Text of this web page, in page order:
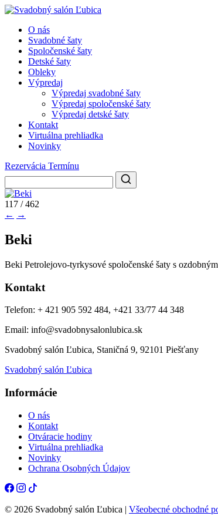
O nás
Svadobné šaty
Spoločenské šaty
Detské šaty
Obleky
Výpredaj
Výpredaj svadobné šaty
Výpredaj spoločenské šaty
Výpredaj detské šaty
Kontakt
Virtuálna prehliadka
Novinky
Rezervácia Termínu
117 / 462
← →
Beki
Beki Petrolejovo-tyrkysové spoločenské šaty s
Kontakt
Telefon: + 421 905 592 484, +421 33/77 44 348
Email: info@svadobnysalonlubica.sk
Svadobný salón Ľubica, Staničná 9, 92101 Piešťany
Svadobný salón Ľubica
Informácie
O nás
Kontakt
Otváracie hodiny
Virtuálna prehliadka
Novinky
Ochrana Osobných Údajov
© 2026 Svadobný salón Ľubica | Všeobecné obchodné